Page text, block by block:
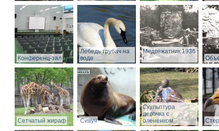
Конференц-зал
Лебедь трубач на
воде
Медвежатник 1936
г
Сетчатый жираф Сивуч
Скульптура
девочка с
олененком